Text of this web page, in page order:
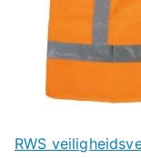
RWS